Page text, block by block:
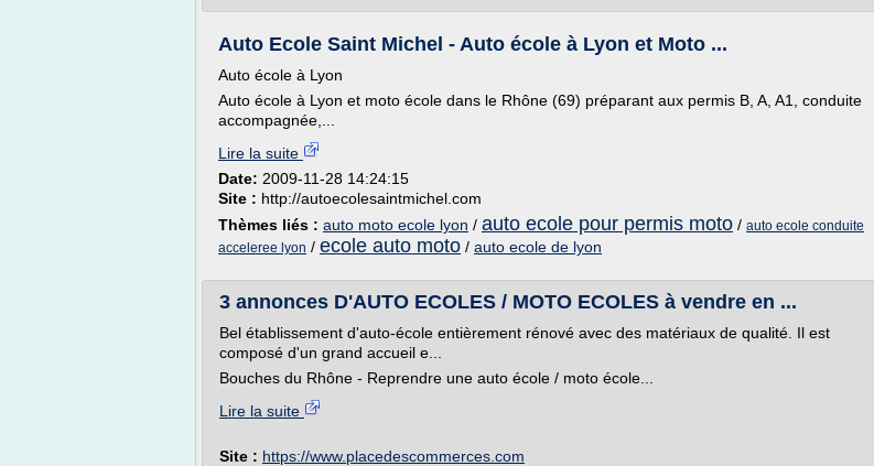
Auto Ecole Saint Michel - Auto école à Lyon et Moto ...
Auto école à Lyon
Auto école à Lyon et moto école dans le Rhône (69) préparant aux permis B, A, A1, conduite
accompagnée,...
Lire la suite
Date: 2009-11-28 14:24:15
Site : http://autoecolesaintmichel.com
Thèmes liés : auto moto ecole lyon / auto ecole pour permis moto / auto ecole conduite
acceleree lyon / ecole auto moto / auto ecole de lyon
3 annonces D'AUTO ECOLES / MOTO ECOLES à vendre en ...
Bel établissement d'auto-école entièrement rénové avec des matériaux de qualité. Il est
composé d'un grand accueil e...
Bouches du Rhône - Reprendre une auto école / moto école...
Lire la suite
Site : https://www.placedescommerces.com